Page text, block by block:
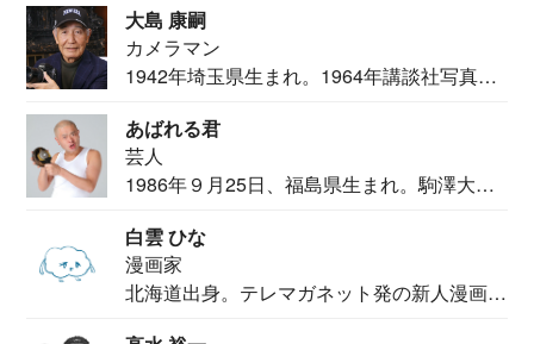
大島 康嗣
カメラマン
1942年埼玉県生まれ。1964年講談社写真部
あばれる君
芸人
1986年９月25日、福島県生まれ。駒澤大学
白雲 ひな
漫画家
北海道出身。テレマガネット発の新人漫画